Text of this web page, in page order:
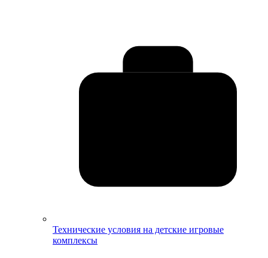
Технические условия на детские игровые
комплексы